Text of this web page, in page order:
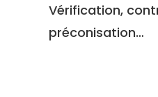
Vérification,
préconisation…